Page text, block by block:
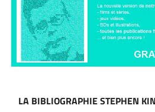
LA BIBLIOGRAPHIE STEPHEN